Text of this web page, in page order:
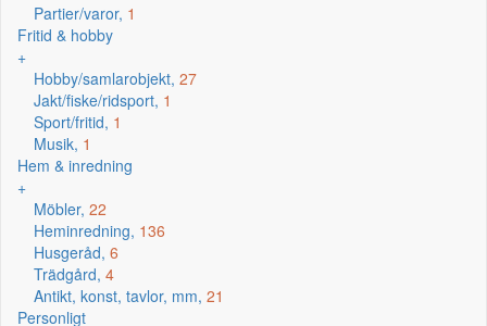
Partier/varor, 1
Fritid & hobby
+
Hobby/samlarobjekt, 27
Jakt/fiske/ridsport, 1
Sport/fritid, 1
Musik, 1
Hem & inredning
+
Möbler, 22
Heminredning, 136
Husgeråd, 6
Trädgård, 4
Antikt, konst, tavlor, mm, 21
Personligt